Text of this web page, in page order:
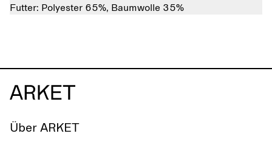
Futter: Polyester 65%, Baumwolle 35%
Über ARKET